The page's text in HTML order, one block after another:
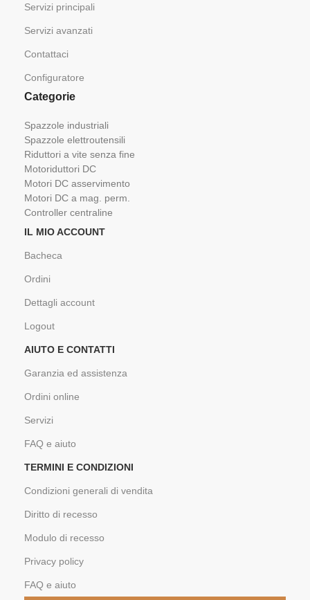
Servizi principali
Servizi avanzati
Contattaci
Configuratore
Categorie
Spazzole industriali
Spazzole elettroutensili
Riduttori a vite senza fine
Motoriduttori DC
Motori DC asservimento
Motori DC a mag. perm.
Controller centraline
IL MIO ACCOUNT
Bacheca
Ordini
Dettagli account
Logout
AIUTO E CONTATTI
Garanzia ed assistenza
Ordini online
Servizi
FAQ e aiuto
TERMINI E CONDIZIONI
Condizioni generali di vendita
Diritto di recesso
Modulo di recesso
Privacy policy
FAQ e aiuto